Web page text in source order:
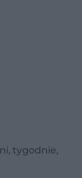
tygodnie,